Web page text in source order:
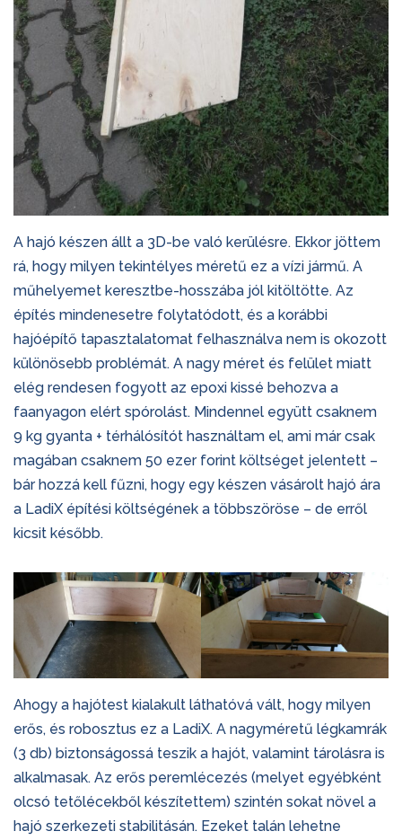
A hajó készen állt a 3D-be való kerülésre. Ekkor jöttem
rá, hogy milyen tekintélyes méretű ez a vízi jármű. A
műhelyemet keresztbe-hosszába jól kitöltötte. Az
építés mindenesetre folytatódott, és a korábbi
hajóépítő tapasztalatomat felhasználva nem is okozott
különösebb problémát. A nagy méret és felület miatt
elég rendesen fogyott az epoxi kissé behozva a
faanyagon elért spórolást. Mindennel együtt csaknem
9 kg gyanta + térhálósítót használtam el, ami már csak
magában csaknem 50 ezer forint költséget jelentett –
bár hozzá kell fűzni, hogy egy készen vásárolt hajó ára
a LadiX építési költségének a többszöröse – de erről
kicsit később.
Ahogy a hajótest kialakult láthatóvá vált, hogy milyen
erős, és robosztus ez a LadiX. A nagyméretű légkamrák
(3 db) biztonságossá teszik a hajót, valamint tárolásra is
alkalmasak. Az erős peremlécezés (melyet egyébként
olcsó tetőlécekből készítettem) szintén sokat növel a
hajó szerkezeti stabilitásán. Ezeket talán lehetne